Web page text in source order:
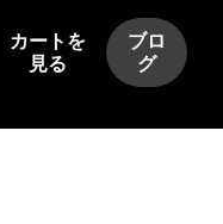
カートを
見る
ブロ
グ